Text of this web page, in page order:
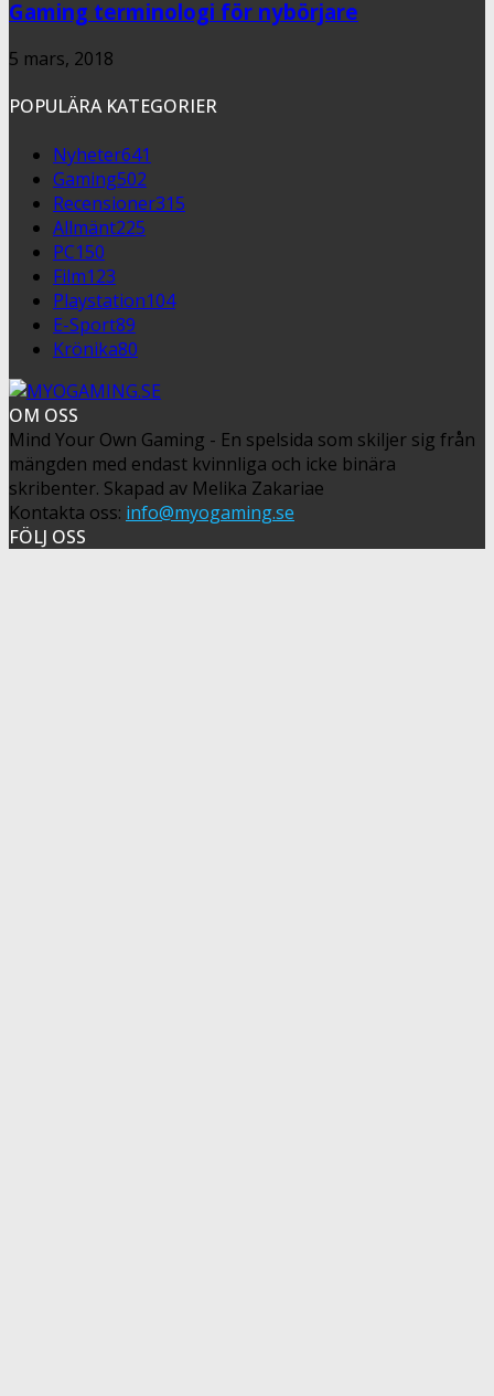
Gaming terminologi för nybörjare
5 mars, 2018
POPULÄRA KATEGORIER
Nyheter641
Gaming502
Recensioner315
Allmänt225
PC150
Film123
Playstation104
E-Sport89
Krönika80
OM OSS
Mind Your Own Gaming - En spelsida som skiljer sig från
mängden med endast kvinnliga och icke binära
skribenter. Skapad av Melika Zakariae
Kontakta oss: info@myogaming.se
FÖLJ OSS